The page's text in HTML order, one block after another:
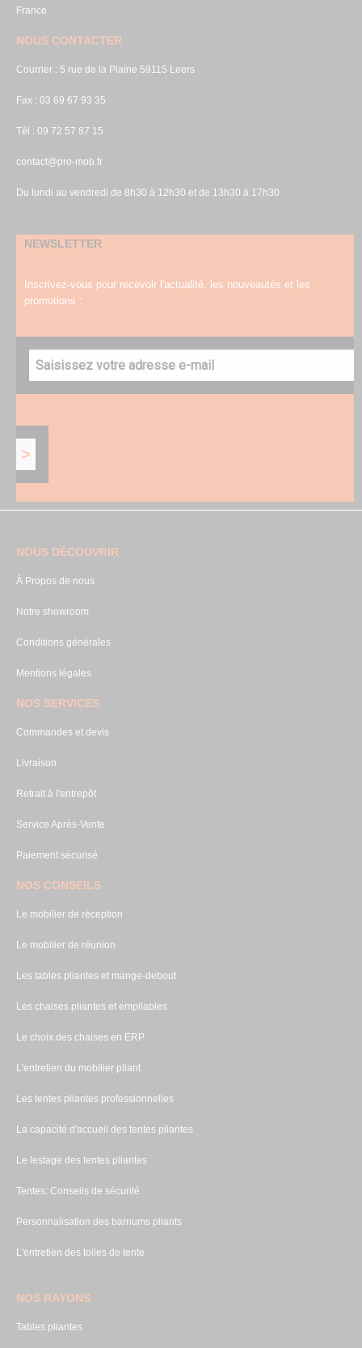
France
NOUS CONTACTER
Courrier : 5 rue de la Plaine 59115 Leers
Fax : 03 69 67 93 35
Tél : 09 72 57 87 15
contact@pro-mob.fr
Du lundi au vendredi de 8h30 à 12h30 et de 13h30 à 17h30
NEWSLETTER
Inscrivez-vous pour recevoir l'actualité, les nouveautés et les
promotions :
NOUS DÉCOUVRIR
À Propos de nous
Notre showroom
Conditions générales
Mentions légales
NOS SERVICES
Commandes et devis
Livraison
Retrait à l'entrepôt
Service Après-Vente
Paiement sécurisé
NOS CONSEILS
Le mobilier de réception
Le mobilier de réunion
Les tables pliantes et mange-debout
Les chaises pliantes et empilables
Le choix des chaises en ERP
L'entretien du mobilier pliant
Les tentes pliantes professionnelles
La capacité d'accueil des tentes pliantes
Le lestage des tentes pliantes
Tentes: Conseils de sécurité
Personnalisation des barnums pliants
L'entretien des toiles de tente
NOS RAYONS
Tables pliantes